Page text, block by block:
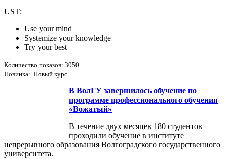
USТ:
Use your mind
Systemize your knowledge
Try your best
Количество показов: 3050
Новинка: Новый курс
В ВолГУ завершилось обучение по
программе профессионального обучения
«Вожатый»
В течение двух месяцев 180 студентов
проходили обучение в институте
непрерывного образования Волгоградского государственного
университета.